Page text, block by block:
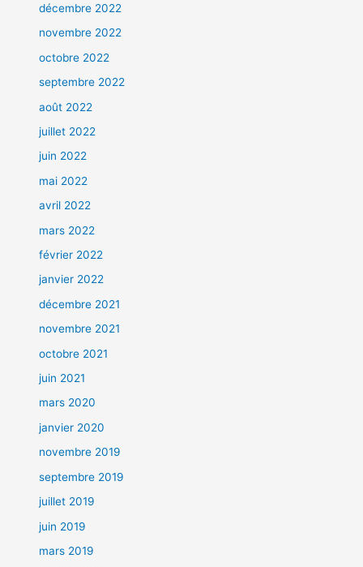
décembre 2022
novembre 2022
octobre 2022
septembre 2022
août 2022
juillet 2022
juin 2022
mai 2022
avril 2022
mars 2022
février 2022
janvier 2022
décembre 2021
novembre 2021
octobre 2021
juin 2021
mars 2020
janvier 2020
novembre 2019
septembre 2019
juillet 2019
juin 2019
mars 2019